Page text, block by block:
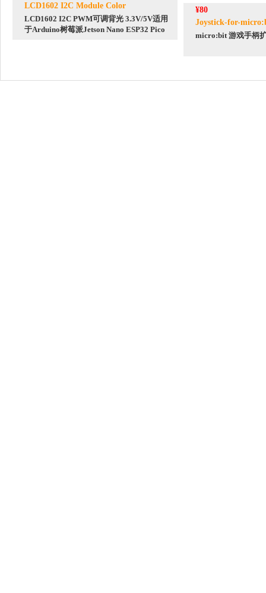
LCD1602 I2C Module Color
LCD1602 I2C PWM可调背光 3.3V/5V适用
于Arduino树莓派Jetson Nano ESP32 Pico
¥80
Joystick-for-
micro:bit 游戏手柄